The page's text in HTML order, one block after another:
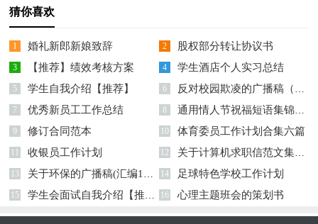
猜你喜欢
1 婚礼新郎新娘致辞 2 股权部分转让协议书
3 【推荐】绩效考核方案 4 学生酒店个人实习总结
5 学生自我介绍【推荐】 6 反对校园欺凌的广播稿（精选10篇）
7 优秀新员工工作总结 8 通用情人节祝福短语集锦39条
9 修订合同范本 10 体育委员工作计划合集六篇
11 收银员工作计划 12 关于计算机求职信范文集锦三篇
13 关于环保的广播稿(汇编15篇) 14 足球特色学校工作计划
15 学生会面试自我介绍【推荐】 16 心理主题班会的策划书